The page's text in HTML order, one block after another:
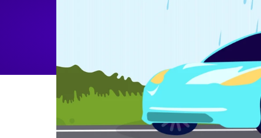
drivers charging at home
through your business
Salary Sacrifice
Save up to 40% on public
charging costs for your business
with salary sacrifice from
Octopus